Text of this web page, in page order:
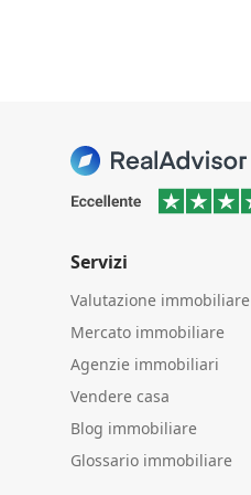
Servizi
Valutazione immobiliare
Mercato immobiliare
Agenzie immobiliari
Vendere casa
Blog immobiliare
Glossario immobiliare